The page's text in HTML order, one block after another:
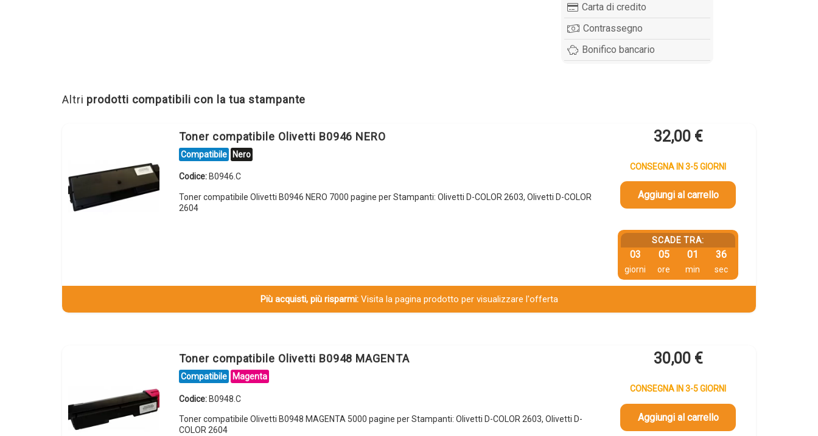
Carta di credito
Contrassegno
Bonifico bancario
Altri prodotti compatibili con la tua stampante
Toner compatibile Olivetti B0946 NERO
Compatibile Nero
Codice: B0946.C
Toner compatibile Olivetti B0946 NERO 7000 pagine per Stampanti: Olivetti D-COLOR 2603, Olivetti D-COLOR
2604
32,00 €
CONSEGNA IN 3-5 GIORNI
Aggiungi al carrello
SCADE TRA:
03
giorni
05
ore
01
min
35
sec
Più acquisti, più risparmi:Visita la pagina prodotto per visualizzare l'offerta
Toner compatibile Olivetti B0948 MAGENTA
Compatibile Magenta
Codice: B0948.C
Toner compatibile Olivetti B0948 MAGENTA 5000 pagine per Stampanti: Olivetti D-COLOR 2603, Olivetti D-
COLOR 2604
30,00 €
CONSEGNA IN 3-5 GIORNI
Aggiungi al carrello